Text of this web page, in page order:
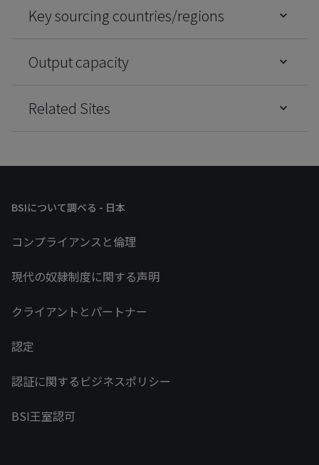
Key sourcing countries/regions
Output capacity
Related Sites
BSIについて調べる - 日本
コンプライアンスと倫理
現代の奴隷制度に関する声明
クライアントとパートナー
認定
認証に関するビジネスポリシー
BSI王室認可